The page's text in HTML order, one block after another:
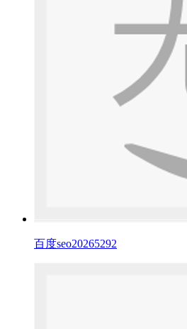
百度seo20265292